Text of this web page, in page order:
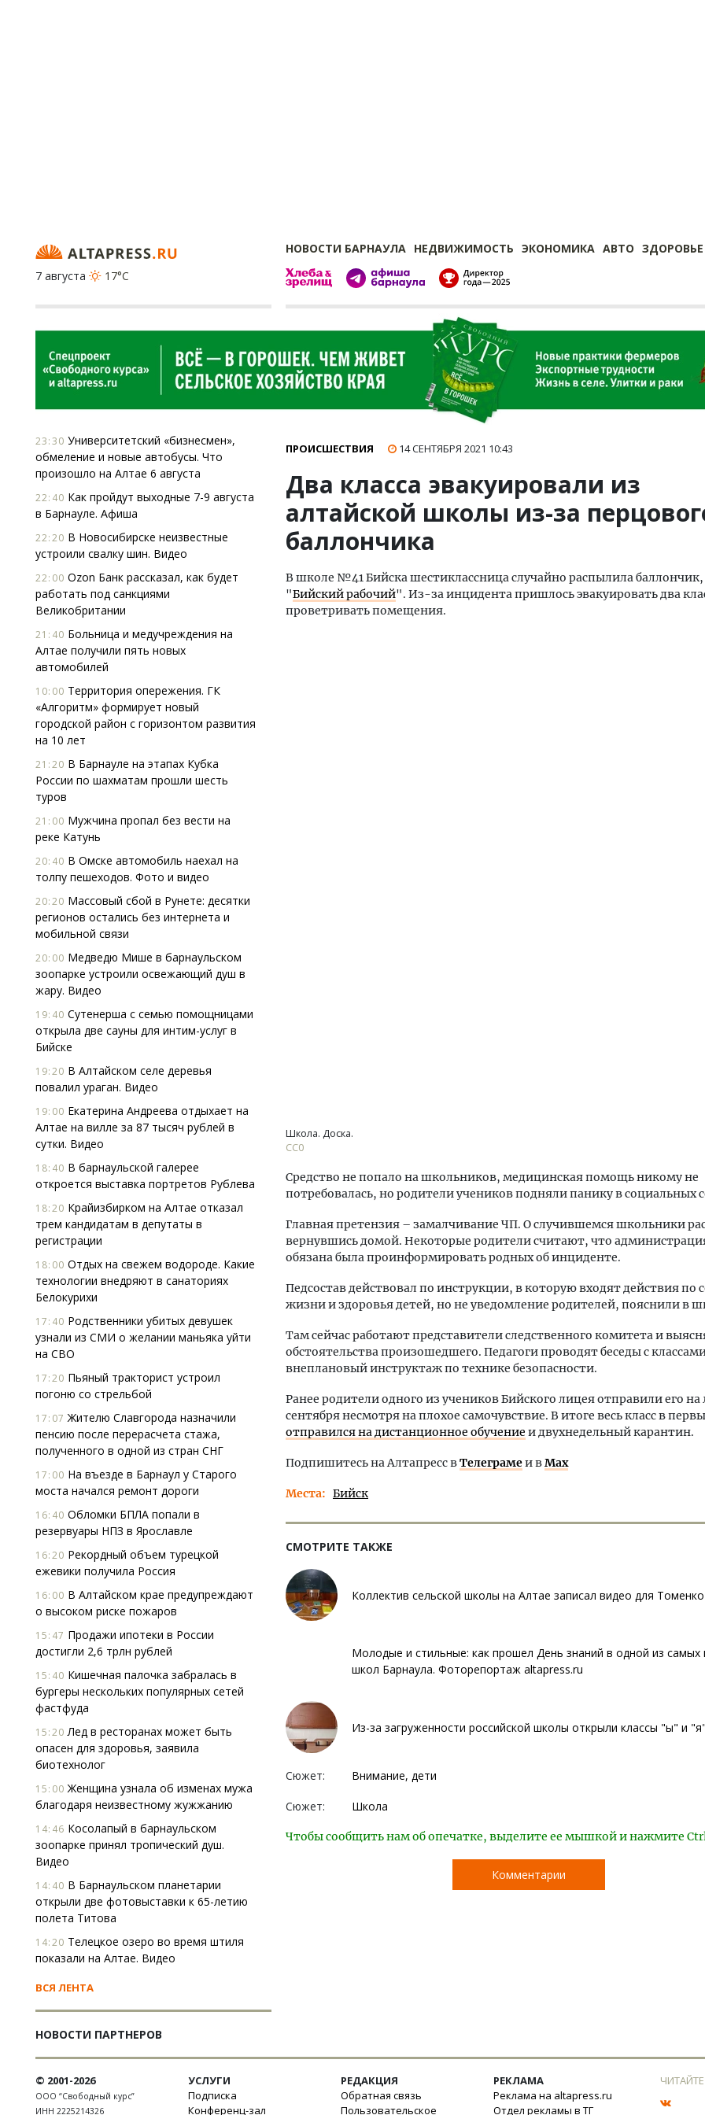
НОВОСТИ БАРНАУЛА НЕДВИЖИМОСТЬ ЭКОНОМИКА АВТО ЗДОРОВЬЕ
7 августа
17°C
23:30 Университетский «бизнесмен»,
обмеление и новые автобусы. Что
произошло на Алтае 6 августа
22:40 Как пройдут выходные 7-9 августа
в Барнауле. Афиша
22:20 В Новосибирске неизвестные
устроили свалку шин. Видео
22:00 Ozon Банк рассказал, как будет
работать под санкциями
Великобритании
21:40 Больница и медучреждения на
Алтае получили пять новых
автомобилей
10:00 Территория опережения. ГК
«Алгоритм» формирует новый
городской район с горизонтом развития
на 10 лет
21:20 В Барнауле на этапах Кубка
России по шахматам прошли шесть
туров
21:00 Мужчина пропал без вести на
реке Катунь
20:40 В Омске автомобиль наехал на
толпу пешеходов. Фото и видео
20:20 Массовый сбой в Рунете: десятки
регионов остались без интернета и
мобильной связи
20:00 Медведю Мише в барнаульском
зоопарке устроили освежающий душ в
жару. Видео
19:40 Сутенерша с семью помощницами
открыла две сауны для интим-услуг в
Бийске
19:20 В Алтайском селе деревья
повалил ураган. Видео
19:00 Екатерина Андреева отдыхает на
Алтае на вилле за 87 тысяч рублей в
сутки. Видео
18:40 В барнаульской галерее
откроется выставка портретов Рублева
18:20 Крайизбирком на Алтае отказал
трем кандидатам в депутаты в
регистрации
18:00 Отдых на свежем водороде. Какие
технологии внедряют в санаториях
Белокурихи
17:40 Родственники убитых девушек
узнали из СМИ о желании маньяка уйти
на СВО
17:20 Пьяный тракторист устроил
погоню со стрельбой
17:07 Жителю Славгорода назначили
пенсию после перерасчета стажа,
полученного в одной из стран СНГ
17:00 На въезде в Барнаул у Старого
моста начался ремонт дороги
16:40 Обломки БПЛА попали в
резервуары НПЗ в Ярославле
16:20 Рекордный объем турецкой
ежевики получила Россия
16:00 В Алтайском крае предупреждают
о высоком риске пожаров
15:47 Продажи ипотеки в России
достигли 2,6 трлн рублей
15:40 Кишечная палочка забралась в
бургеры нескольких популярных сетей
фастфуда
15:20 Лед в ресторанах может быть
опасен для здоровья, заявила
биотехнолог
15:00 Женщина узнала об изменах мужа
благодаря неизвестному жужжанию
14:46 Косолапый в барнаульском
зоопарке принял тропический душ.
Видео
14:40 В Барнаульском планетарии
открыли две фотовыставки к 65-летию
полета Титова
14:20 Телецкое озеро во время штиля
показали на Алтае. Видео
ВСЯ ЛЕНТА
НОВОСТИ ПАРТНЕРОВ
ПРОИСШЕСТВИЯ 14 СЕНТЯБРЯ 2021 10:43
Два класса эвакуировали из
алтайской школы из-за
баллончика
В школе №41 Бийска шестиклассница случайно распылила
"Бийский рабочий". Из-за инцидента пришлось эвакуировать два
проветривать помещения.
Школа. Доска.
CC0
Средство не попало на школьников, медицинская помощь никому не
потребовалась, но родители учеников подняли панику в социальных
Главная претензия – замалчивание ЧП. О случившемся школьники
вернувшись домой. Некоторые родители считают, что
обязана была проинформировать родных об инциденте.
Педсостав действовал по инструкции, в которую входят действия по
жизни и здоровья детей, но не уведомление родителей, пояснили в
Там сейчас работают представители следственного комитета и
обстоятельства произошедшего. Педагоги проводят беседы с
внеплановый инструктаж по технике безопасности.
Ранее родители одного из учеников Бийского лицея отправили его на
сентября несмотря на плохое самочувствие. В итоге весь класс в
отправился на дистанционное обучение и двухнедельный карантин.
Подпишитесь на Алтапресс вТелеграмеи вMax
Места Бийск
СМОТРИТЕ ТАКЖЕ
Коллектив сельской школы на Алтае записал видео для Томенко
Молодые и стильные: как прошел День знаний в одной из самых
школ Барнаула. Фоторепортаж altapress.ru
Из-за загруженности российской школы открыли классы "ы" и "я"
Сюжет: Внимание, дети
Сюжет: Школа
Чтобы сообщить нам об опечатке, выделите ее мышкой и нажмите
Комментарии
© 2001-2026
ООО “Свободный курс”
ИНН 2225214326
УСЛУГИ
Подписка
Конференц-зал
РЕДАКЦИЯ
Обратная связь
Пользовательское
РЕКЛАМА
Реклама на altapress.ru
Отдел рекламы в ТГ